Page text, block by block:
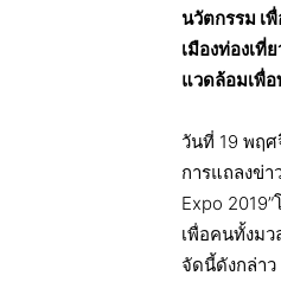
นวัตกรรม เ
เมืองท่องเที่
แวดล้อมเพื่
วันที่ 19 พฤ
การแถลงข่า
Expo
เพื่อคนทั้งมว
จัดนี้ดังกล่า